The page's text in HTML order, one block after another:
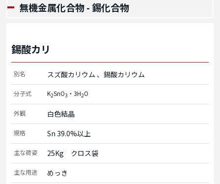
無機金属化合物 - 錫化合物
錫酸カリ
別名 スズ酸カリウム 錫酸カリウム
分子式 K2SnO3 ・3H2O
外観 白色結晶
規格 Sn 39.0%以上
主な荷姿 25Kg　クロス袋
主な用途 めっき